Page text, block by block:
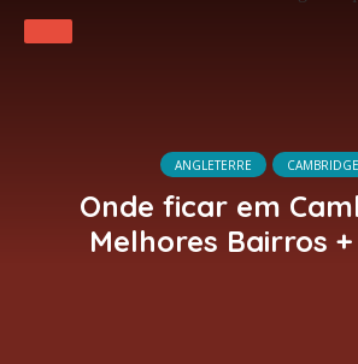
ANGLETERRE CAMBRIDGE
Onde ficar em
Melhores Bairros